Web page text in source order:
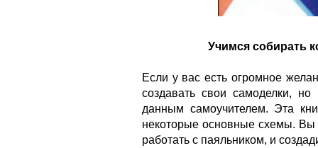
Учимся собирать
Если у вас есть огромное
создавать свои самоделки, но
данным самоучителем. Эта
некоторые основные схемы. Вы
работать с паяльником, и